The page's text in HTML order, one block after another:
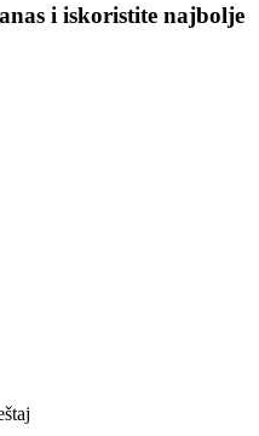
i iskoristite najbolje